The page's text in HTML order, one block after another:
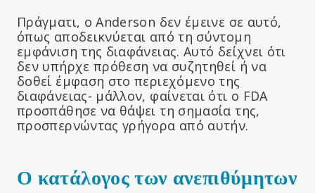
Πράγματι, ο Anderson δεν έμεινε σε αυτό,
όπως αποδεικνύεται από τη σύντομη
εμφάνιση της διαφάνειας. Αυτό δείχνει ότι
δεν υπήρχε πρόθεση να συζητηθεί ή να
δοθεί έμφαση στο περιεχόμενο της
διαφάνειας- μάλλον, φαίνεται ότι ο FDA
προσπάθησε να θάψει τη σημασία της,
προσπερνώντας γρήγορα από αυτήν.
Ο κατάλογος των ανεπιθύμητων